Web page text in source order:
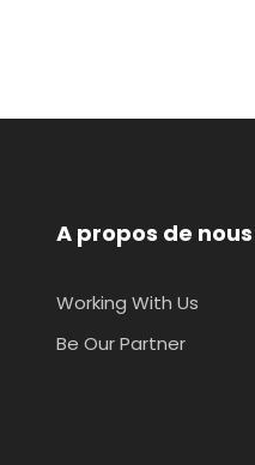
A propos de nous
Working With Us
Be Our Partner